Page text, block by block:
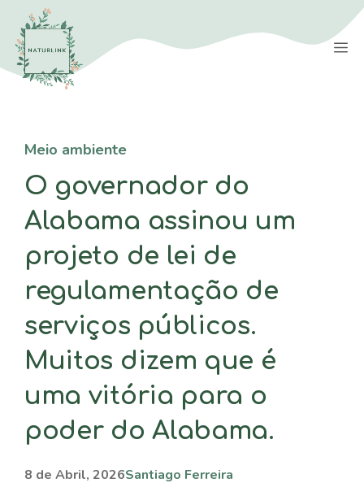
Saltar
para
conteúdo
Meio ambiente
O governador do
Alabama assinou um
projeto de lei de
regulamentação de
serviços públicos.
Muitos dizem que é
uma vitória para o
poder do Alabama.
8 de Abril, 2026Santiago Ferreira